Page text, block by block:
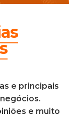
e principais
e muito